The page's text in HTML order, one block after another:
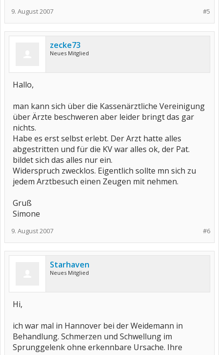
#5
9. August 2007
zecke73
Neues Mitglied
Hallo,
man kann sich über die Kassenärztliche Vereinigung
über Ärzte beschweren aber leider bringt das gar
nichts.
Habe es erst selbst erlebt. Der Arzt hatte alles
abgestritten und für die KV war alles ok, der Pat.
bildet sich das alles nur ein.
Widerspruch zwecklos. Eigentlich sollte mn sich zu
jedem Arztbesuch einen Zeugen mit nehmen.
Gruß
Simone
#6
9. August 2007
Starhaven
Neues Mitglied
Hi,
ich war mal in Hannover bei der Weidemann in
Behandlung. Schmerzen und Schwellung im
Sprunggelenk ohne erkennbare Ursache. Ihre